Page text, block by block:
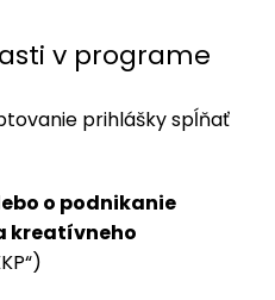
v programe
prihlášky spĺňať
o podnikanie
kreatívneho